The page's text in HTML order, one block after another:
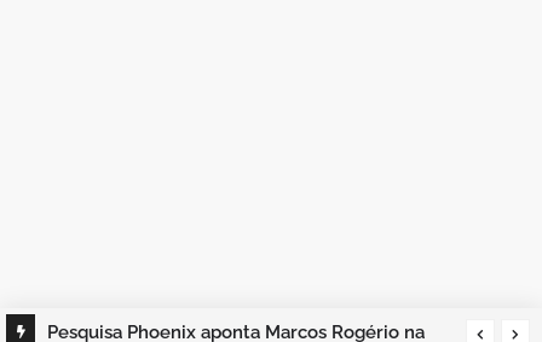
Pesquisa Phoenix aponta Marcos Rogério na